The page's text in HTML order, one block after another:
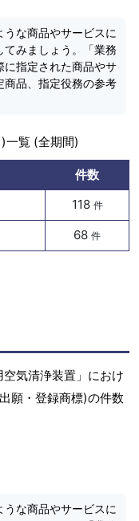
うな商品やサービスに
みましょう。「業務
に指定された商品やサ
商品、指定役務の参考
一覧 (全期間)
件数
118 件
68 件
気清浄装置」におけ
願・登録商標)の件数
うな商品やサービスに